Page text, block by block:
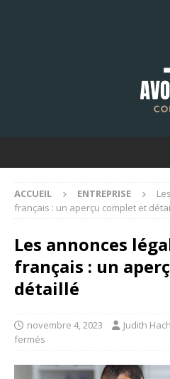
ACCUEIL ENTREPRISE
français : un aperçu complet et
Les annonces
français : un
détaillé
novembre 4, 2023 Judith
fermés